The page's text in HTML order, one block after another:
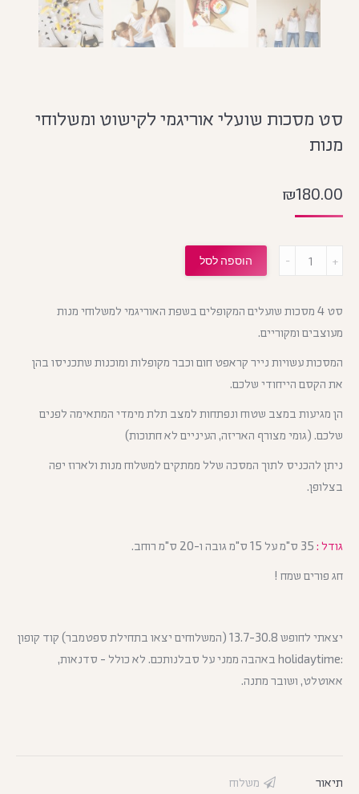
סט מסכות שועלי אוריגמי לקישוט ומשלוחי
מנות
₪180.00
סט 4 מסכות שועלים המקופלים בשפת האוריגמי למשלוחי מנות
מעוצבים ומקוריים.
המסכות עשויות נייר קראפט חום וכבר מקופלות ומוכנות שתכניסו בהן
את הקסם הייחודי שלכם.
הן מגיעות במצב שטוח ונפתחות למצב תלת מימדי המתאימה לפנים
שלכם. (גומי מצורף האריזה, העיניים לא חתוכות)
ניתן להכניס לתוך המסכה שלל ממתקים למשלוח מנות ולארוז יפה
בצלופן.
גודל :
חג פורים שמח !
יצאתי לחופש 13.7-30.8 (המשלוחים יצאו בתחילת ספטמבר) קוד קופון
:holidaytime באהבה ממני על סבלנותכם. לא כולל - סדנאות,
אאוטלט, ושובר מתנה.
הוספה לסל
תיאור משלוח